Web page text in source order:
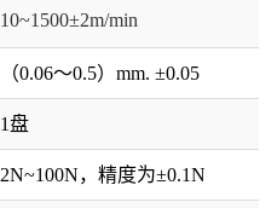
10~1500±2m/min
（0.06～0.5）mm. ±0.05
1盘
2N~100N，精度为±0.1N